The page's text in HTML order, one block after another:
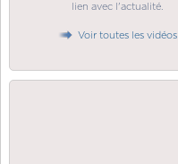
lien avec l'actualité.
Voir toutes les vidéos